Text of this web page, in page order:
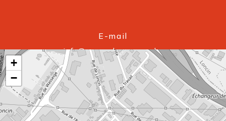
E-mail
info@cronosdepannage.be
+
−